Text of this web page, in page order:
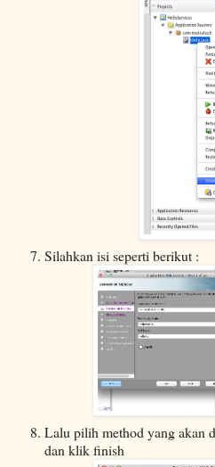
Silahkan isi seperti berikut :
Lalu pilih method yang akan
dan klik finish